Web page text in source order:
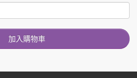
加入購物車